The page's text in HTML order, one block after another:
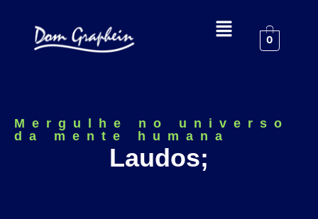
0
Mergulhe no universo
da mente humana
Laudos;